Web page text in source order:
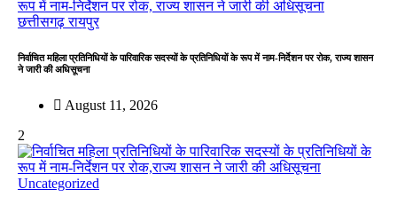
छत्तीसगढ़रायपुर
निर्वाचित महिला प्रतिनिधियों के पारिवारिक सदस्यों के प्रतिनिधियों के रूप में नाम-निर्देशन पर रोक, राज्य शासन
ने जारी की अधिसूचना
August 11, 2026
2
Uncategorized